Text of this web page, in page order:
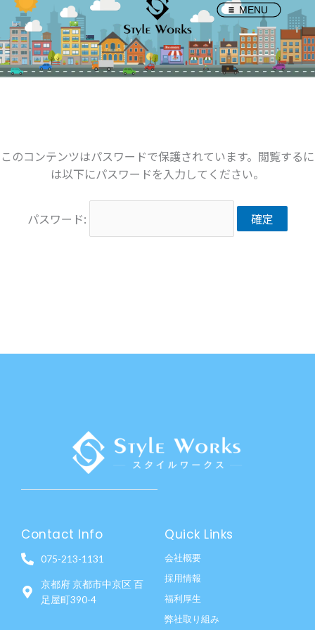
容
を
ス
キ
MENU
このコンテンツはパスワードで保護されています。閲覧するに
は以下にパスワードを入力してください。
パスワード:
Contact Info
075-213-1131
京都府 京都市中京区 百
足屋町390-4
Quick Links
会社概要
採用情報
福利厚生
弊社取り組み